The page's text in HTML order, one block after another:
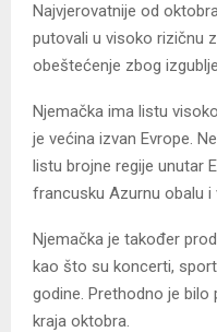
Najvjerovatnije od
putovali u visoko rizičnu
obeštećenje zbog
Njemačka ima listu
je većina izvan Evrope.
listu brojne regije unutar
francusku Azurnu obalu i
Njemačka je također
kao što su koncerti,
godine. Prethodno je bilo
kraja oktobra.